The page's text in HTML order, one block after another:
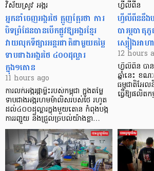
វិស័យស្រូវ អង្ករ
អ្នកនាំចេញអង្ករថៃ ត្អូញត្អែរថា ការ
បិទព្រំដែនបានបើកផ្លូវឱ្យអង្ករខ្មែរ
វាយលុកទីផ្សារអន្តរជាតិជាមួយតម្លៃ
ទាបជាងអង្ករថៃ ៤០០ដុល្លារ
ក្នុង១តោន
11 hours ago
ការលក់អង្ករផ្កាម្លិះរបស់កម្ពុជា ក្នុងតម្លៃ
ទាបជាងអង្ករហមម៉ាលិសរបស់ថៃ រហូត
ដល់៤០០ដុល្លារក្នុងមួយតោន កំពុងបង្ក
ការរញ្ជួយ និងជ្រួលច្របល់យ៉ាងខ្លា…
ហ្វីលីពីន
ហ្វីលីពីននឹង
បារម្ភបាតុ
ស្បៀងអាហ
12 hours
ហ្វីលីពីន បាន​
ឆ្នាំនេះ ខណ
ធម្មជាតិអែល
ធ្វើឱ្យផលិត